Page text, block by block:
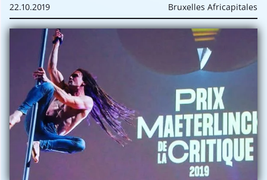
22.10.2019 Bruxelles Africapitales